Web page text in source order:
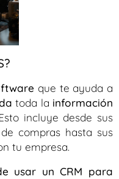
que te ayuda a
toda la información
incluye desde sus
compras hasta sus
tu empresa.
usar un CRM para